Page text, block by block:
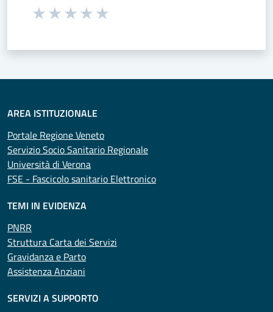
Seleziona una valutazione da 1 a 5 stelle
AREA ISTITUZIONALE
Portale Regione Veneto
Servizio Socio Sanitario Regionale
Università di Verona
FSE - Fascicolo sanitario Elettronico
TEMI IN EVIDENZA
PNRR
Struttura Carta dei Servizi
Gravidanza e Parto
Assistenza Anziani
SERVIZI A SUPPORTO